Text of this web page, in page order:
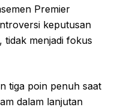
Premier
keputusan
tidak menjadi fokus
tiga poin penuh saat
dalam lanjutan